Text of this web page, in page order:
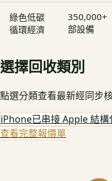
綠色低碳
循環經濟
350,000+
部設備
選擇回收類別
點選分類查看最新經同步
iPhone已串接 Apple 結構
查看完整報價單